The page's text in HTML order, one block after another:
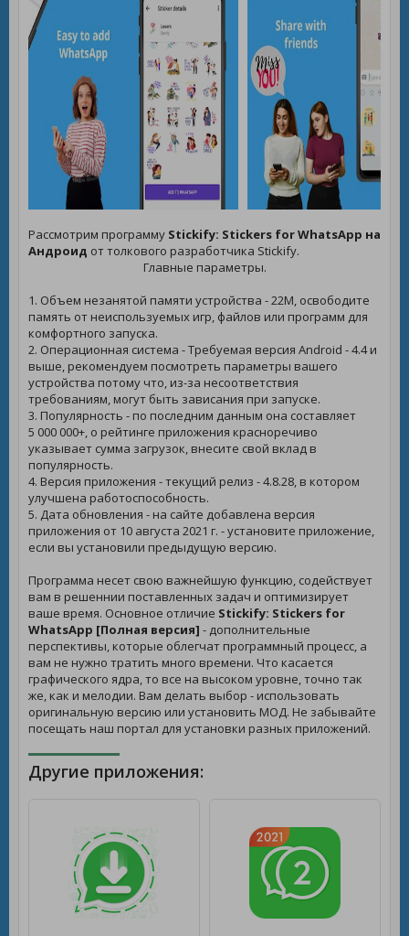
Рассмотрим программу Stickify: Stickers for WhatsApp на
Андроид от толкового разработчика Stickify.
Главные параметры.
1. Объем незанятой памяти устройства - 22M, освободите
память от неиспользуемых игр, файлов или программ для
комфортного запуска.
2. Операционная система - Требуемая версия Android - 4.4 и
выше, рекомендуем посмотреть параметры вашего
устройства потому что, из-за несоответствия
требованиям, могут быть зависания при запуске.
3. Популярность - по последним данным она составляет
5 000 000+, о рейтинге приложения красноречиво
указывает сумма загрузок, внесите свой вклад в
популярность.
4. Версия приложения - текущий релиз - 4.8.28, в котором
улучшена работоспособность.
5. Дата обновления - на сайте добавлена версия
приложения от 10 августа 2021 г. - установите приложение,
если вы установили предыдущую версию.
Программа несет свою важнейшую функцию, содействует
вам в решеннии поставленных задач и оптимизирует
ваше время. Основное отличие Stickify: Stickers for
WhatsApp [Полная версия] - дополнительные
перспективы, которые облегчат программный процесс, а
вам не нужно тратить много времени. Что касается
графического ядра, то все на высоком уровне, точно так
же, как и мелодии. Вам делать выбор - использовать
оригинальную версию или установить МОД. Не забывайте
посещать наш портал для установки разных приложений.
Другие приложения: